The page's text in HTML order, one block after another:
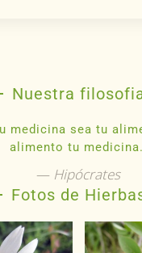
Nuestra
medicina sea tu
alimento tu
Hipócrates
Fotos de